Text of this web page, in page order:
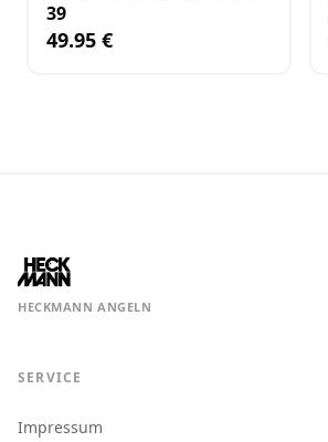
39
49.95 €
HECKMANN ANGELN
SERVICE
Impressum